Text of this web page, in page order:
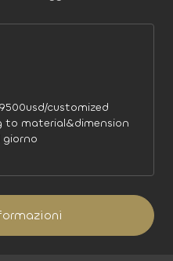
customized
to material&dimension
giorno